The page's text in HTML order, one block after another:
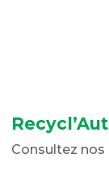
Consultez